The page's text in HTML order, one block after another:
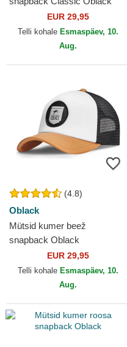
EUR 29,95
Telli kohale Esmaspäev, 10.
Aug.
(4.8)
Oblack
Mütsid kumer beež
snapback Oblack
EUR 29,95
Telli kohale Esmaspäev, 10.
Aug.